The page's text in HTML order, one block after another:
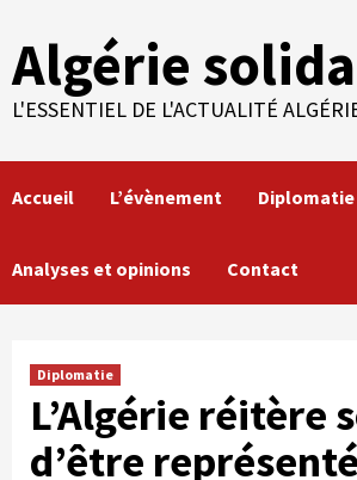
content
Algérie
L'ESSENTIEL DE L'ACTUALITÉ
Accueil L’évènement Diplomatie
Analyses et opinions Contact
Diplomatie
L’Algérie réitère
d’être